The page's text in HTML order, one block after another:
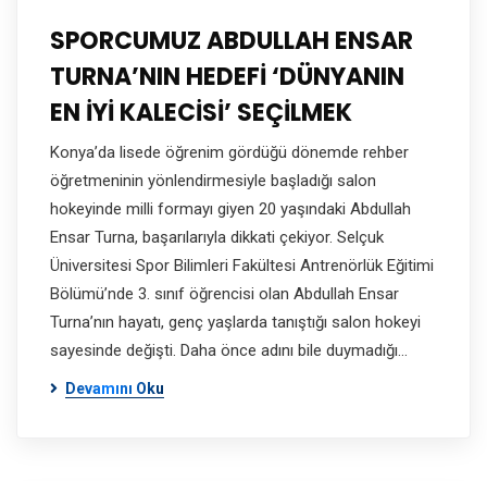
SPORCUMUZ ABDULLAH ENSAR
TURNA’NIN HEDEFİ ‘DÜNYANIN
EN İYİ KALECİSİ’ SEÇİLMEK
Konya’da lisede öğrenim gördüğü dönemde rehber
öğretmeninin yönlendirmesiyle başladığı salon
hokeyinde milli formayı giyen 20 yaşındaki Abdullah
Ensar Turna, başarılarıyla dikkati çekiyor. Selçuk
Üniversitesi Spor Bilimleri Fakültesi Antrenörlük Eğitimi
Bölümü’nde 3. sınıf öğrencisi olan Abdullah Ensar
Turna’nın hayatı, genç yaşlarda tanıştığı salon hokeyi
sayesinde değişti. Daha önce adını bile duymadığı…
Devamını Oku